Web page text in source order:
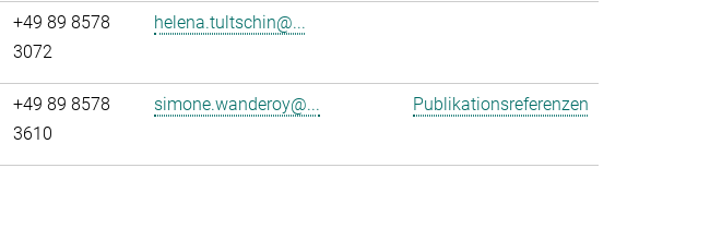
+49 89 8578
3072
helena.tultschin@...
+49 89 8578
3610
simone.wanderoy@... Publikationsreferenzen